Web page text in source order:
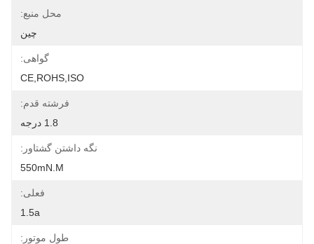
محل منبع:
چین
گواهی:
CE,ROHS,ISO
فرشته قدم:
1.8 درجه
نگه داشتن گشتاور:
550mN.m
فعلی:
1.5a
طول موتور: